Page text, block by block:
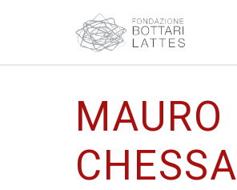
MAURO
CHESSA